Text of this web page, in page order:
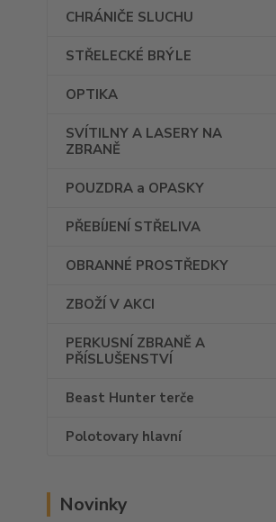
CHRÁNIČE SLUCHU
STŘELECKÉ BRÝLE
OPTIKA
SVÍTILNY A LASERY NA
ZBRANĚ
POUZDRA a OPASKY
PŘEBÍJENÍ STŘELIVA
OBRANNÉ PROSTŘEDKY
ZBOŽÍ V AKCI
PERKUSNÍ ZBRANĚ A
PŘÍSLUŠENSTVÍ
Beast Hunter terče
Polotovary hlavní
Novinky